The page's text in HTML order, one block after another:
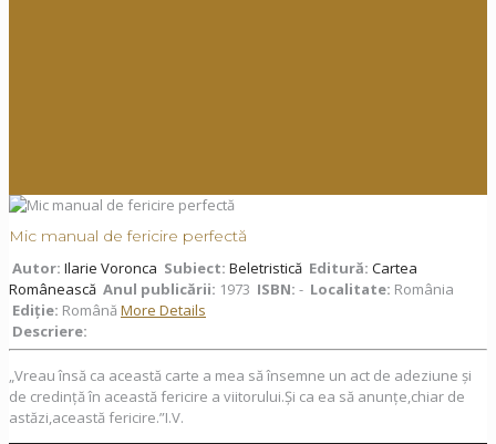
Mic manual de fericire perfectă
Autor: Ilarie Voronca Subiect: Beletristică Editură: Cartea
Românească Anul publicării: 1973 ISBN: - Localitate: România
Ediţie: Română More Details
Descriere:
„Vreau însă ca această carte a mea să însemne un act de adeziune și
de credință în această fericire a viitorului.Și ca ea să anunțe,chiar de
astăzi,această fericire.”I.V.